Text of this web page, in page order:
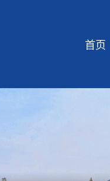
首页